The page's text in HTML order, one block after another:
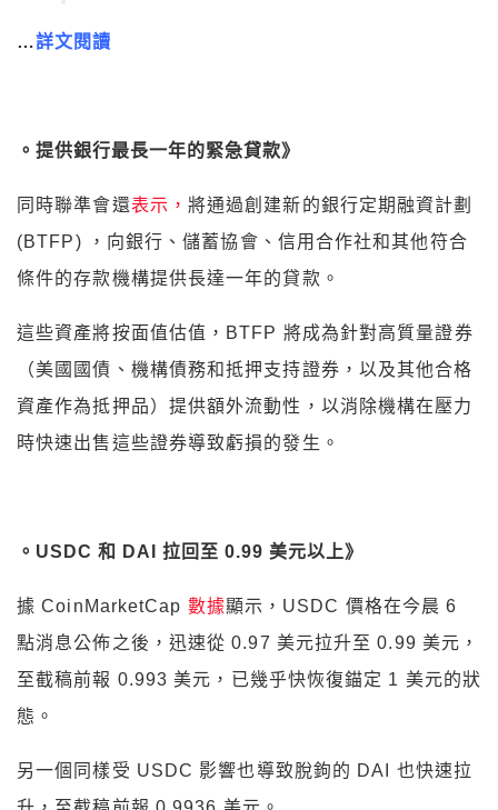
…詳文閱讀
。提供銀行最長一年的緊急貸款》
同時聯準會還表示， 將通過創建新的銀行定期融資計劃
(BTFP) ，向銀行、儲蓄協會、信用合作社和其他符合
條件的存款機構提供長達一年的貸款。
這些資產將按面值估值，BTFP 將成為針對高質量證券
（美國國債、機構債務和抵押支持證券，以及其他合格
資產作為抵押品）提供額外流動性，以消除機構在壓力
時快速出售這些證券導致虧損的發生。
。USDC 和 DAI 拉回至 0.99 美元以上》
據 CoinMarketCap 數據顯示，USDC 價格在今晨 6
點消息公佈之後，迅速從 0.97 美元拉升至 0.99 美元，
至截稿前報 0.993 美元，已幾乎快恢復錨定 1 美元的狀
態。
另一個同樣受 USDC 影響也導致脫鉤的 DAI 也快速拉